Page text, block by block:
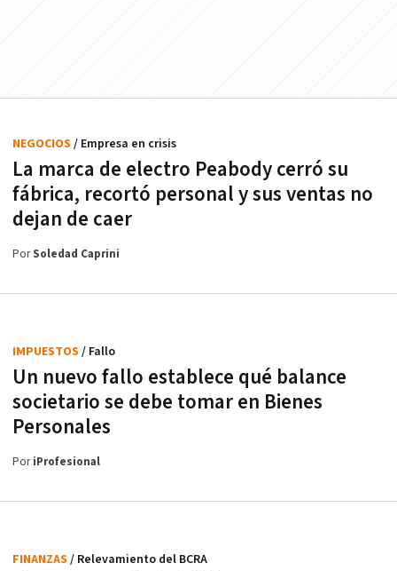
La marca de electro Peabody cerró su
fábrica, recortó personal y sus ventas no
dejan de caer
NEGOCIOS / Empresa en crisis
PorSoledad Caprini
Un nuevo fallo establece qué balance
societario se debe tomar en Bienes
Personales
IMPUESTOS / Fallo
PoriProfesional
FINANZAS / Relevamiento del BCRA